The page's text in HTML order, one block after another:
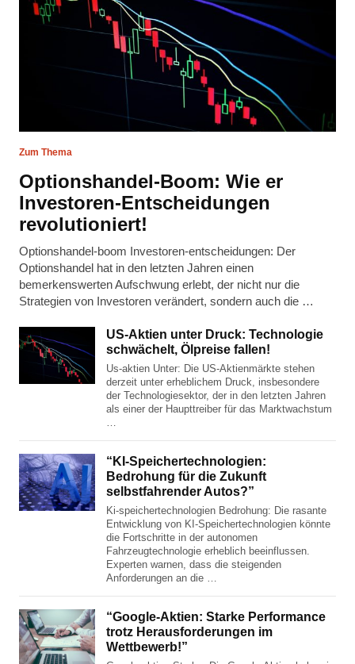
Zum Thema
Optionshandel-Boom: Wie er
Investoren-Entscheidungen
revolutioniert!
Optionshandel-boom Investoren-entscheidungen: Der
Optionshandel hat in den letzten Jahren einen
bemerkenswerten Aufschwung erlebt, der nicht nur die
Strategien von Investoren verändert, sondern auch die …
US-Aktien unter Druck: Technologie
schwächelt, Ölpreise fallen!
Us-aktien Unter: Die US-Aktienmärkte stehen
derzeit unter erheblichem Druck, insbesondere
der Technologiesektor, der in den letzten Jahren
als einer der Haupttreiber für das Marktwachstum
…
“KI-Speichertechnologien:
Bedrohung für die Zukunft
selbstfahrender Autos?”
Ki-speichertechnologien Bedrohung: Die rasante
Entwicklung von KI-Speichertechnologien könnte
die Fortschritte in der autonomen
Fahrzeugtechnologie erheblich beeinflussen.
Experten warnen, dass die steigenden
Anforderungen an die …
“Google-Aktien: Starke Performance
trotz Herausforderungen im
Wettbewerb!”